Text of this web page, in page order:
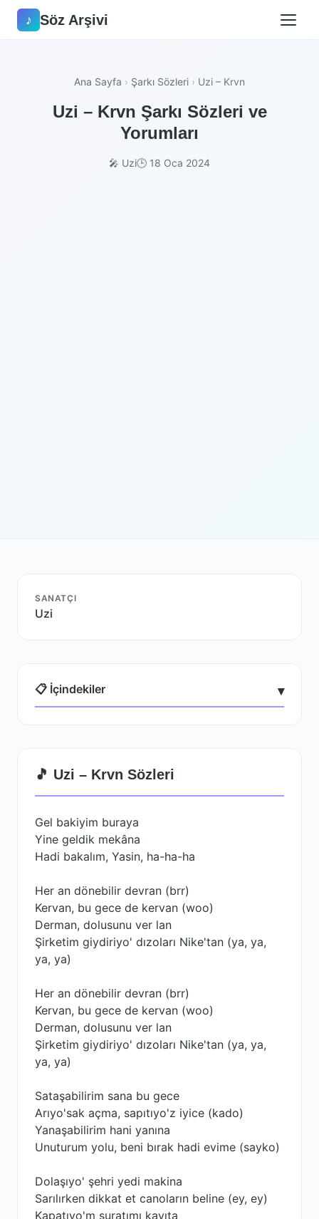
♪ Söz Arşivi
Ana Sayfa › Şarkı Sözleri › Uzi – Krvn
Uzi – Krvn Şarkı Sözleri ve
Yorumları
🎤 Uzi🕒 18 Oca 2024
SANATÇI
Uzi
📋 İçindekiler ▾
🎵 Uzi – Krvn Sözleri
Gel bakiyim buraya
Yine geldik mekâna
Hadi bakalım, Yasin, ha-ha-ha
Her an dönebilir devran (brr)
Kervan, bu gece de kervan (woo)
Derman, dolusunu ver lan
Şirketim giydiriyo' dızoları Nike'tan (ya, ya,
ya, ya)
Her an dönebilir devran (brr)
Kervan, bu gece de kervan (woo)
Derman, dolusunu ver lan
Şirketim giydiriyo' dızoları Nike'tan (ya, ya,
ya, ya)
Sataşabilirim sana bu gece
Arıyo'sak açma, sapıtıyo'z iyice (kado)
Yanaşabilirim hani yanına
Unuturum yolu, beni bırak hadi evime (sayko)
Dolaşıyo' şehri yedi makina
Sarılırken dikkat et canoların belinе (ey, ey)
Kapatıyo'm suratımı kayıta